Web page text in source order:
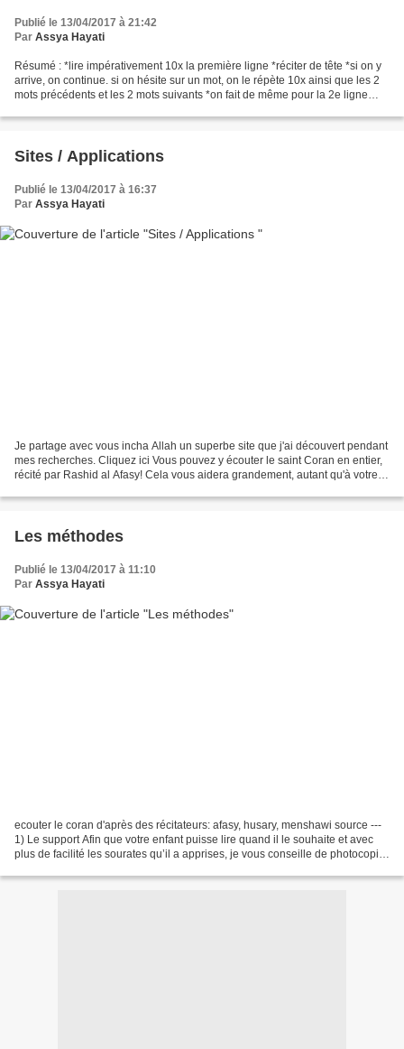
Publié le 13/04/2017 à 21:42
Par Assya Hayati
Résumé : *lire impérativement 10x la première ligne *réciter de tête *si on y
arrive, on continue. si on hésite sur un mot, on le répète 10x ainsi que les 2
mots précédents et les 2 mots suivants *on fait de même pour la 2e ligne
Sites / Applications
Publié le 13/04/2017 à 16:37
Par Assya Hayati
Je partage avec vous incha Allah un superbe site que j'ai découvert pendant
mes recherches. Cliquez ici Vous pouvez y écouter le saint Coran en entier,
récité par Rashid al Afasy! Cela vous aidera grandement, autant qu'à votre
Les méthodes
Publié le 13/04/2017 à 11:10
Par Assya Hayati
ecouter le coran d'après des récitateurs: afasy, husary, menshawi source ---
1) Le support Afin que votre enfant puisse lire quand il le souhaite et avec
plus de facilité les sourates qu’il a apprises, je vous conseille de photocopier